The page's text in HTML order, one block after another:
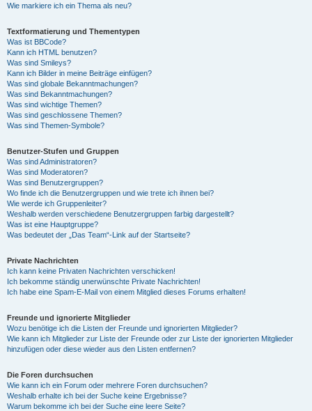
Wie markiere ich ein Thema als neu?
Textformatierung und Thementypen
Was ist BBCode?
Kann ich HTML benutzen?
Was sind Smileys?
Kann ich Bilder in meine Beiträge einfügen?
Was sind globale Bekanntmachungen?
Was sind Bekanntmachungen?
Was sind wichtige Themen?
Was sind geschlossene Themen?
Was sind Themen-Symbole?
Benutzer-Stufen und Gruppen
Was sind Administratoren?
Was sind Moderatoren?
Was sind Benutzergruppen?
Wo finde ich die Benutzergruppen und wie trete ich ihnen bei?
Wie werde ich Gruppenleiter?
Weshalb werden verschiedene Benutzergruppen farbig dargestellt?
Was ist eine Hauptgruppe?
Was bedeutet der „Das Team“-Link auf der Startseite?
Private Nachrichten
Ich kann keine Privaten Nachrichten verschicken!
Ich bekomme ständig unerwünschte Private Nachrichten!
Ich habe eine Spam-E-Mail von einem Mitglied dieses Forums erhalten!
Freunde und ignorierte Mitglieder
Wozu benötige ich die Listen der Freunde und ignorierten Mitglieder?
Wie kann ich Mitglieder zur Liste der Freunde oder zur Liste der ignorierten Mitglieder
hinzufügen oder diese wieder aus den Listen entfernen?
Die Foren durchsuchen
Wie kann ich ein Forum oder mehrere Foren durchsuchen?
Weshalb erhalte ich bei der Suche keine Ergebnisse?
Warum bekomme ich bei der Suche eine leere Seite?